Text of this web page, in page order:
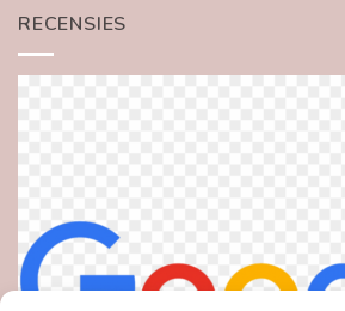
RECENSIES